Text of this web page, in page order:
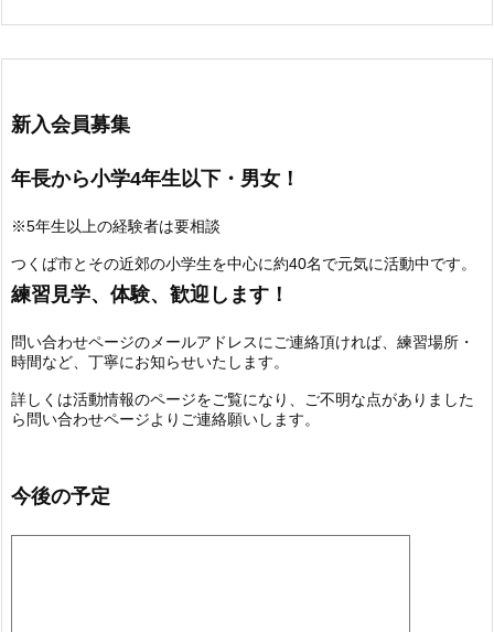
新入会員募集
年長から小学4年生以下・男女！
※5年生以上の経験者は要相談
つくば市とその近郊の小学生を中心に約40名で元気に活動中です。
練習見学、体験、歓迎します！
問い合わせページのメールアドレスにご連絡頂ければ、練習場所・
時間など、丁寧にお知らせいたします。
詳しくは活動情報のページをご覧になり、ご不明な点がありました
ら問い合わせページよりご連絡願いします。
今後の予定